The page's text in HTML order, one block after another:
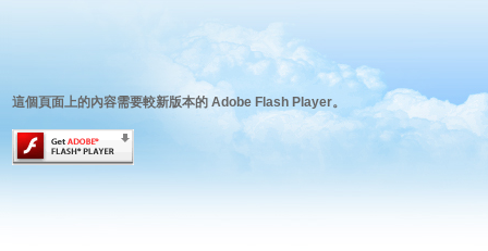
這個頁面上的內容需要較新版本的 Adobe Flash Player。